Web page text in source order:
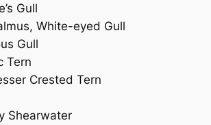
Gull
, White-eyed Gull
Gull
Tern
Crested Tern
Shearwater